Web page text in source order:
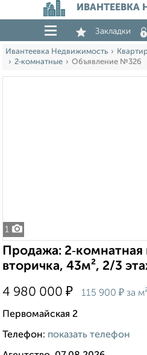
Закладки
Ивантеевка Недвижимость
2‑комнатные
Объявление №326
1
Продажа: 2‑комнатная
вторичка, 43м², 2/3
4 980 000 ₽ 115 900 ₽ за
Первомайская 2
Телефон: показать телефон